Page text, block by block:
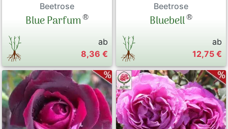
Beetrose
Blue Parfum®
ab
8,36 €
Beetrose
Bluebell®
ab
12,75 €